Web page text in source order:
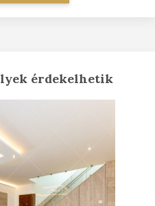
érdekelhetik